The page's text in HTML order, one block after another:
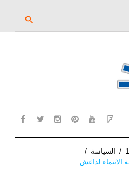
search
1
/ السياسة /